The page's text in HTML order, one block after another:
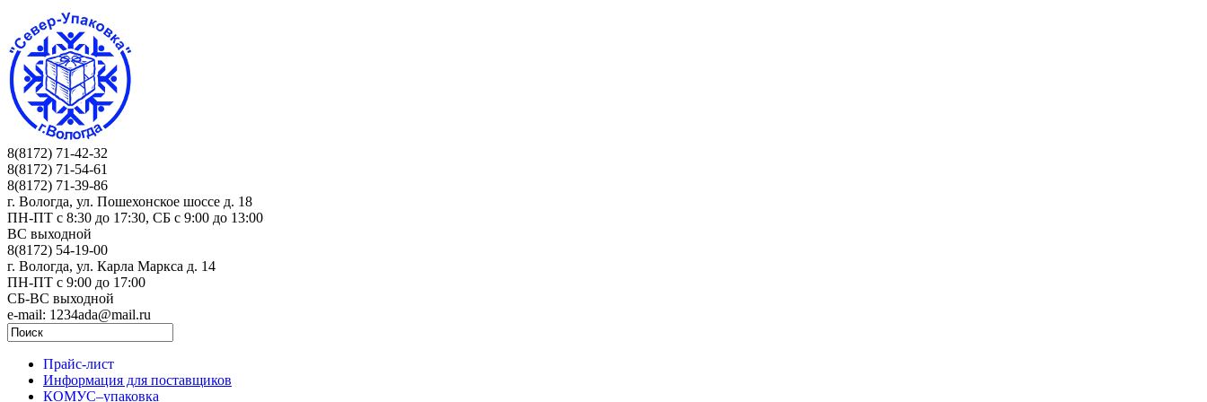
8(8172) 71-42-32
8(8172) 71-54-61
8(8172) 71-39-86
г. Вологда, ул. Пошехонское шоссе д. 18
ПН-ПТ c 8:30 до 17:30, СБ с 9:00 до 13:00
ВС выходной
8(8172) 54-19-00
г. Вологда, ул. Карла Маркса д. 14
ПН-ПТ c 9:00 до 17:00
СБ-ВС выходной
e-mail: 1234ada@mail.ru
Прайс-лист
Информация для поставщиков
КОМУС–упаковка